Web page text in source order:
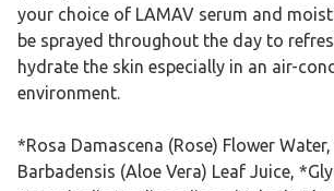
your choice of LAMAV serum and
be sprayed throughout the day to
hydrate the skin especially in an air-
environment.
*Rosa Damascena (Rose) Flower
Barbadensis (Aloe Vera) Leaf Juice,